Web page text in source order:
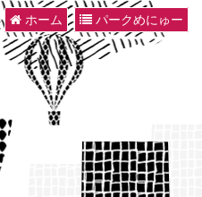
ホーム パークめにゅー